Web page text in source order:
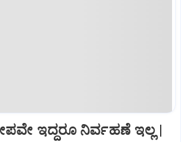
ಇದ್ದರೂ ನಿರ್ವಹಣೆ ಇಲ್ಲ |